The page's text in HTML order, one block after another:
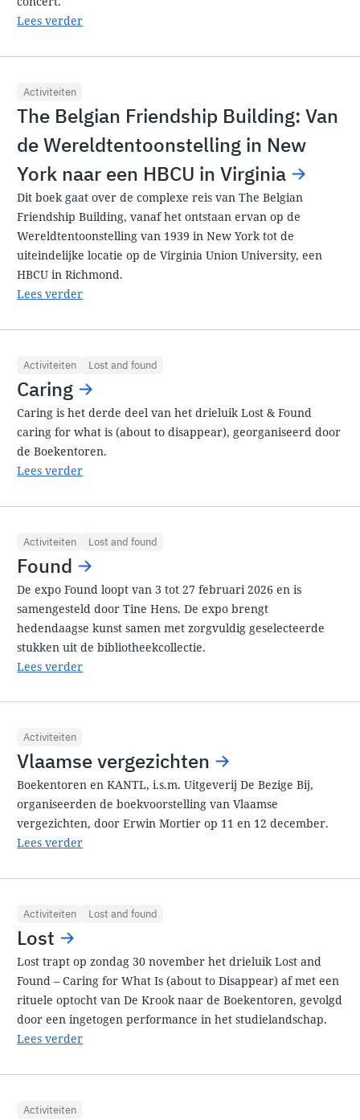
Lees verder
Activiteiten
The Belgian Friendship Building: Van
de Wereldtentoonstelling in New
York naar een HBCU in Virginia
Dit boek gaat over de complexe reis van The Belgian
Friendship Building, vanaf het ontstaan ervan op de
Wereldtentoonstelling van 1939 in New York tot de
uiteindelijke locatie op de Virginia Union University, een
HBCU in Richmond.
Lees verder
Activiteiten Lost and found
Caring
Caring is het derde deel van het drieluik Lost & Found
caring for what is (about to disappear), georganiseerd door
de Boekentoren.
Lees verder
Activiteiten Lost and found
Found
De expo Found loopt van 3 tot 27 februari 2026 en is
samengesteld door Tine Hens. De expo brengt
hedendaagse kunst samen met zorgvuldig geselecteerde
stukken uit de bibliotheekcollectie.
Lees verder
Activiteiten
Vlaamse vergezichten
Boekentoren en KANTL, i.s.m. Uitgeverij De Bezige Bij,
organiseerden de boekvoorstelling van Vlaamse
vergezichten, door Erwin Mortier op 11 en 12 december.
Lees verder
Activiteiten Lost and found
Lost
Lost trapt op zondag 30 november het drieluik Lost and
Found – Caring for What Is (about to Disappear) af met een
rituele optocht van De Krook naar de Boekentoren, gevolgd
door een ingetogen performance in het studielandschap.
Lees verder
Activiteiten